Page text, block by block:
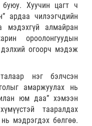
буюу. Хуучин цагт ч
ардаа чилээгчдийн
мэдэхгүй алмайран
ороолонгуудын
огоорч мэдэж
нэг бэлчсэн
амаржуулах нь
юм даа” хэмээн
тааралдах
мэдрэгдэх бөлгөө.